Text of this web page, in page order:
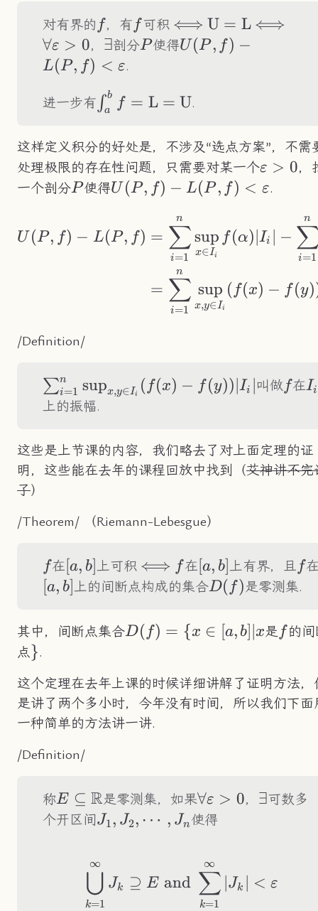
对有界的 ff，有 ff可积 \Longleftrightarrow
⟺ U = L ⟺
∀ε > 0， \exist
∃剖分P
P使得U(P,f)-
U (P , f) −
L(P, f) < ε.
进一步有 ∫a
b
f = L = U.
这样定义积分的好处是，不涉及“选点方案”，不需
处理极限的存在性问题，只需要对某一个ε > 0，
一个剖分P
P使得U(P,f)-
<\varepsilon
U (P, f) − L(P , f) < ε.
\begin{aligned}
U (P, f) − L(P, f) =
i=1
∑
n
x∈Ii
sup f (α) Ii −
i=1
n
=
i=1
∑
n
x,y∈Ii
sup ( f (x) − f (y
/Definition/
\sum_{i=1}^n\sup_{x,y\in
I_i}(f(x)-f(y))|I_i|
∑i=1
n supx,y∈Ii ( f(x) − f (y)) Ii 叫做 f
f在Ii
上的振幅.
这些是上节课的内容，我们略去了对上面定理的证
明，这些能在去年的课程回放中找到（艾神讲不完
了）
/Theorem/ （Riemann-Lebesgue）
ff在[a,b]
[a, b]上可积 \Longleftrightarrow
⟺ ff在[a,b]
[a, b]上有界，且 ff
[a, b]上的间断点构成的集合D(f)
D( f)是零测集.
其中，间断点集合D(f)=\
D( f) = {x ∈ [a, b] ∣x是 ff 的
点\}
}.
这个定理在去年上课的时候详细讲解了证明方法，
是讲了两个多小时，今年没有时间，所以我们下面
一种简单的方法讲一讲.
/Definition/
称E\subseteq\R
E ⊆ R是零测集，如果∀ε > 0， \exist
∃可数多
个开区间J_1,J_2,\cdots,J_n
J1, J2, ⋯ , Jn使得
k=1
⋃
∞
Jk ⊇ E and
k=1
∑
∞
Jk < ε